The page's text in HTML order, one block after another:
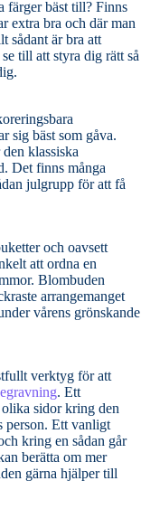
extra bra och där man
till att styra dig rätt så
sig bäst som gåva.
klassiska
julgrupp för att få
och oavsett
att ordna en
arrangemanget
vårens grönskande
verktyg för att
. Ett
sidor kring den
vanligt
kring en sådan går
berätta om mer
gärna hjälper till